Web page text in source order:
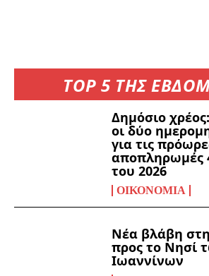
TOP 5 ΤΗΣ
Δημόσιο
οι δύο
για τις
αποπληρωμές
του 2026
ΟΙΚΟΝΟΜΊΑ
Νέα βλάβη
προς το Νησί
Ιωαννίνων